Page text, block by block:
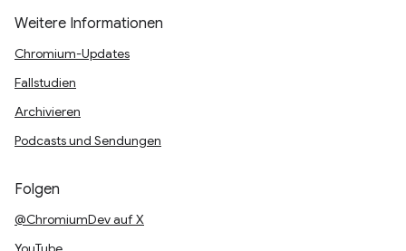
Weitere Informationen
Chromium-Updates
Fallstudien
Archivieren
Podcasts und Sendungen
Folgen
@ChromiumDev auf X